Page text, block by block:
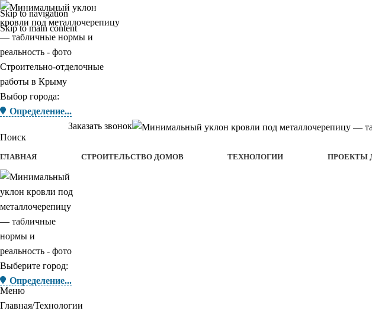
Skip to navigation
Skip to main content
Строительно-отделочные
работы в Крыму
Выбор города:
Определение...
Заказать звонок
Поиск
ГЛАВНАЯ СТРОИТЕЛЬСТВО ДОМОВ ТЕХНОЛОГИИ ПРОЕКТЫ
Выберите город:
Определение...
Меню
Главная Технологии